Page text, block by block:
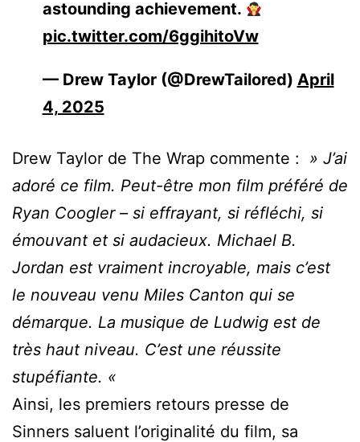
astounding achievement.
pic.twitter.com/6ggihitoVw
— Drew Taylor (@DrewTailored) April
4, 2025
Drew Taylor de The Wrap commente : » J’ai
adoré ce film. Peut-être mon film préféré de
Ryan Coogler – si effrayant, si réfléchi, si
émouvant et si audacieux. Michael B.
Jordan est vraiment incroyable, mais c’est
le nouveau venu Miles Canton qui se
démarque. La musique de Ludwig est de
très haut niveau. C’est une réussite
stupéfiante. «
Ainsi, les premiers retours presse de
Sinners saluent l’originalité du film, sa